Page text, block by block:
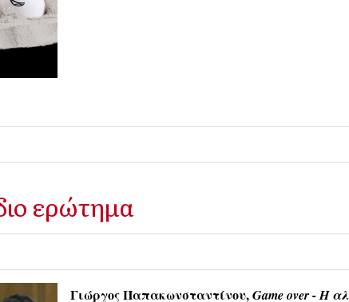
ερώτημα
Γιώργος Παπακωνσταντίνου,Game over - Η